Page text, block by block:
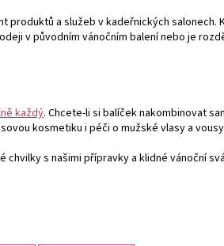
a služeb v kadeřnických salonech.
v původním vánočním balení nebo je
každý. Chcete-li si balíček nakombinovat
kosmetiku i péči o mužské vlasy a
s našimi přípravky a klidné vánoční